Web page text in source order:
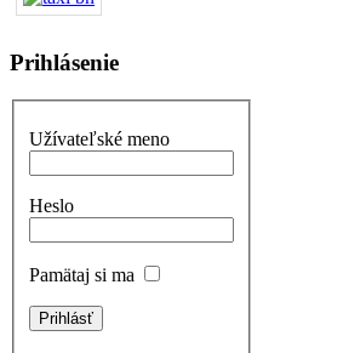
Prihlásenie
Užívateľské meno
Heslo
Pamätaj si ma